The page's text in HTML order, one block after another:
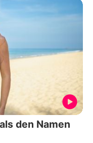
den Namen